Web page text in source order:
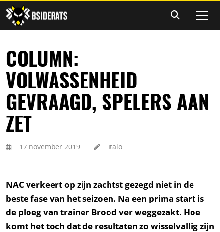
COLUMN:
VOLWASSENHEID
GEVRAAGD, SPELERS AAN
ZET
17 november 2019 Italo
NAC verkeert op zijn zachtst gezegd niet in de
beste fase van het seizoen. Na een prima start is
de ploeg van trainer Brood ver weggezakt. Hoe
komt het toch dat de resultaten zo wisselvallig zijn